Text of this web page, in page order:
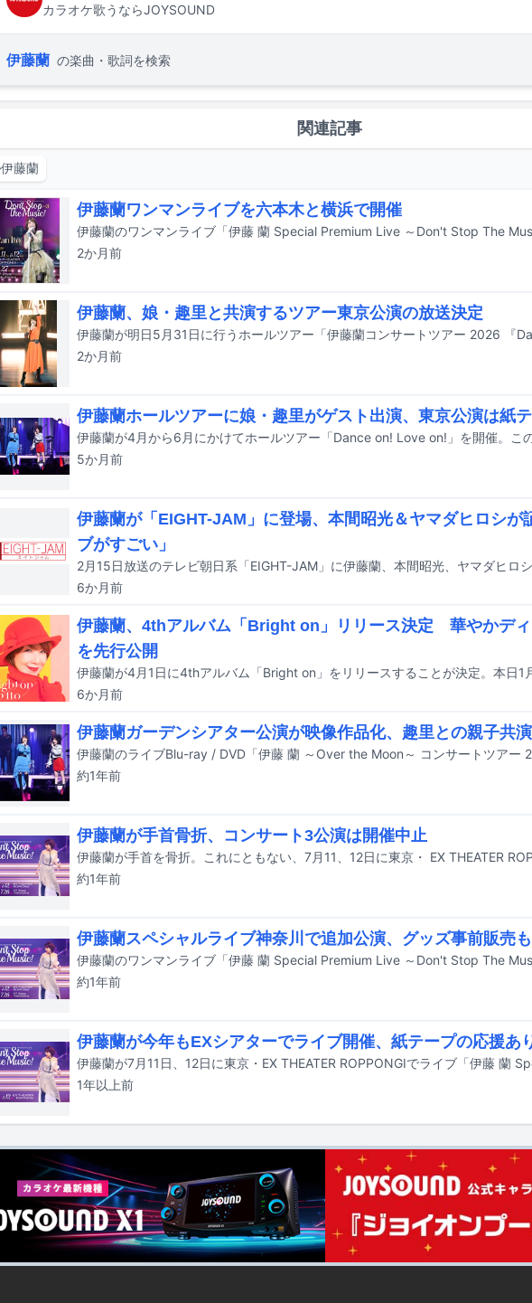
カラオケ歌うならJOYSOUND
伊藤蘭 の楽曲・歌詞を検索
関連記事
伊藤蘭
伊藤蘭ワンマンライブを六本木と横浜で開催
2か月前
伊藤蘭、娘・趣里と共演するツアー東京公演の放送決定
2か月前
伊藤蘭ホールツアーに娘・趣里がゲスト出演、東京公演は紙
5か月前
伊藤蘭が「EIGHT-JAM」に登場、本間昭光＆ヤマダヒロシが
ブがすごい」
2月15日放送のテレビ朝日系「EIGHT-JAM」に伊藤蘭、本間昭光、ヤマダヒロ
6か月前
伊藤蘭、4thアルバム「Bright on」リリース決定 華やかデ
を先行公開
6か月前
伊藤蘭ガーデンシアター公演が映像作品化、趣里との親子共
約1年前
伊藤蘭が手首骨折、コンサート3公演は開催中止
約1年前
伊藤蘭スペシャルライブ神奈川で追加公演、グッズ事前販売
約1年前
伊藤蘭が今年もEXシアターでライブ開催、紙テープの応援あ
1年以上前